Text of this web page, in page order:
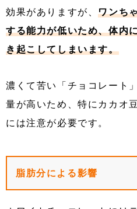
効果がありますが、ワンち
する能力が低いため、体内
き起こしてしまいます。
濃くて苦い「チョコレート
量が高いため、特にカカオ
には注意が必要です。
脂肪分による影響